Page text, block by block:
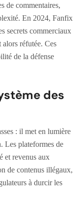
de commentaires,
En 2024, Fanfix
secrets commerciaux
alors réfutée. Ces
de la défense
des
: il met en lumière
Les plateformes de
et revenus aux
de contenus illégaux,
à durcir les